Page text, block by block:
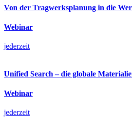
Von der Tragwerksplanung in die
Webinar
jederzeit
Unified Search – die globale
Webinar
jederzeit